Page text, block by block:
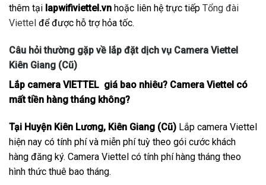
thêm tại lapwifiviettel.vn hoặc liên hệ trực tiếp Tổng đài
Viettel để được hỗ trợ hỏa tốc.
Câu hỏi thường gặp về lắp đặt dịch vụ Camera Viettel
Kiên Giang (Cũ)
Lắp camera VIETTEL giá bao nhiêu? Camera Viettel có
mất tiền hàng tháng không?
Tại Huyện Kiên Lương, Kiên Giang (Cũ) Lắp camera Viettel
hiện nay có tính phí và miễn phí tuỳ theo gói cước khách
hàng đăng ký. Camera Viettel có tính phí hàng tháng theo
hình thức thuê bao tháng.